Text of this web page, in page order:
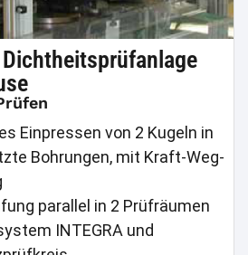
Einpressen von 2 Kugeln in
Bohrungen, mit Kraft-Weg-
parallel in 2 Prüfräumen
INTEGRA und